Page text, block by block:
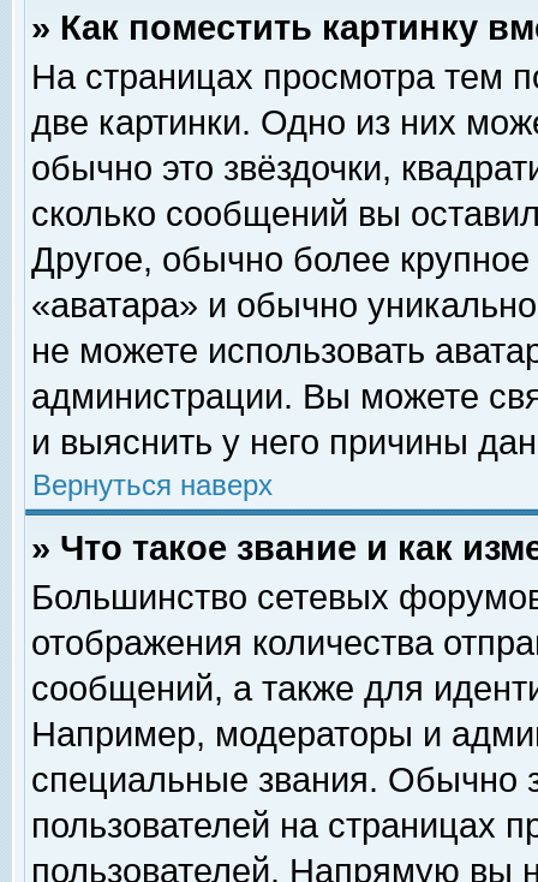
» Как поместить картинку
На страницах просмотра тем
две картинки. Одно из них
обычно это звёздочки,
сколько сообщений вы
Другое, обычно более
«аватара» и обычно
не можете использовать
администрации. Вы можете
и выяснить у него причины
Вернуться наверх
» Что такое звание и как
Большинство сетевых
отображения количества
сообщений, а также для
Например, модераторы и
специальные звания. Обычно
пользователей на страницах
пользователей. Напрямую вы